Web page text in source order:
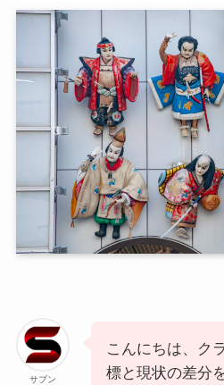
サブン
こんにちは、ク
標と現状の差分